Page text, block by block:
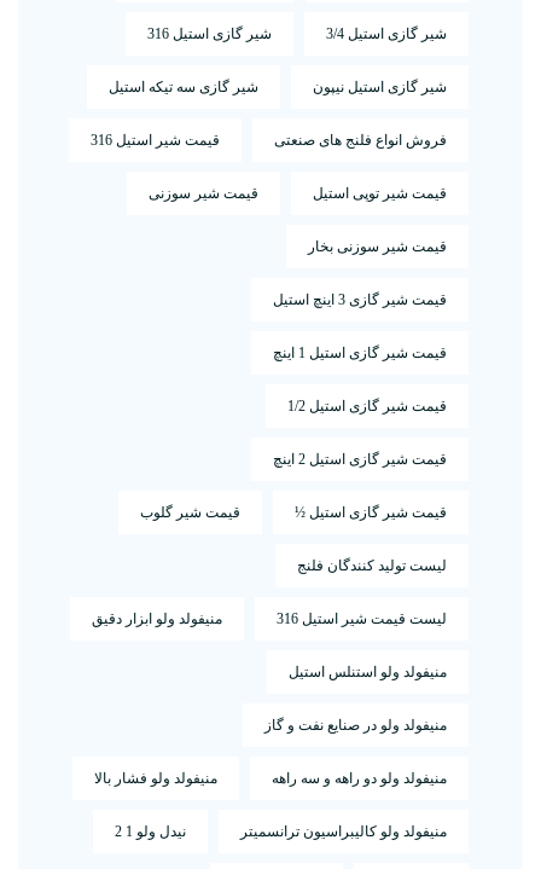
شیر گازی استیل 3/4 شیر گازی استیل 316
شیر گازی استیل نیپون شیر گازی سه تیکه استیل
فروش انواع فلنج های صنعتی قیمت شیر استیل 316
قیمت شیر توپی استیل قیمت شیر سوزنی
قیمت شیر سوزنی بخار
قیمت شیر گازی 3 اینچ استیل
قیمت شیر گازی استیل 1 اینچ
قیمت شیر گازی استیل 1/2
قیمت شیر گازی استیل 2 اینچ
قیمت شیر گازی استیل ½ قیمت شیر گلوب
لیست تولید کنندگان فلنج
لیست قیمت شیر استیل 316 منیفولد ولو ابزار دقیق
منیفولد ولو استنلس استیل
منیفولد ولو در صنایع نفت و گاز
منیفولد ولو دو راهه و سه راهه منیفولد ولو فشار بالا
منیفولد ولو کالیبراسیون ترانسمیتر نیدل ولو 1 2